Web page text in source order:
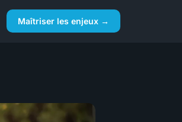
Maîtriser les enjeux →